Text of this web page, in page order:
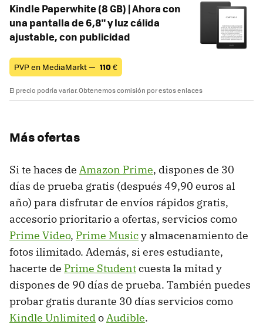
Kindle Paperwhite (8 GB) | Ahora con
una pantalla de 6,8" y luz cálida
ajustable, con publicidad
PVP en MediaMarkt — 110€
El precio podría variar. Obtenemos comisión por estos enlaces
Más ofertas
Si te haces de Amazon Prime, dispones de 30
días de prueba gratis (después 49,90 euros al
año) para disfrutar de envíos rápidos gratis,
accesorio prioritario a ofertas, servicios como
Prime Video, Prime Musicy almacenamiento de
fotos ilimitado. Además, si eres estudiante,
hacerte de Prime Studentcuesta la mitad y
dispones de 90 días de prueba. También puedes
probar gratis durante 30 días servicios como
Kindle UnlimitedoAudible.